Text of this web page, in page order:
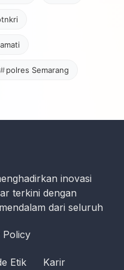
polres Semarang
inovasi
terkini dengan
dari seluruh
Policy
Etik Karir